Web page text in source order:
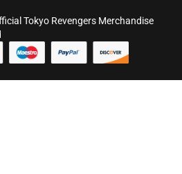
Tokyo Revengers Merchandise